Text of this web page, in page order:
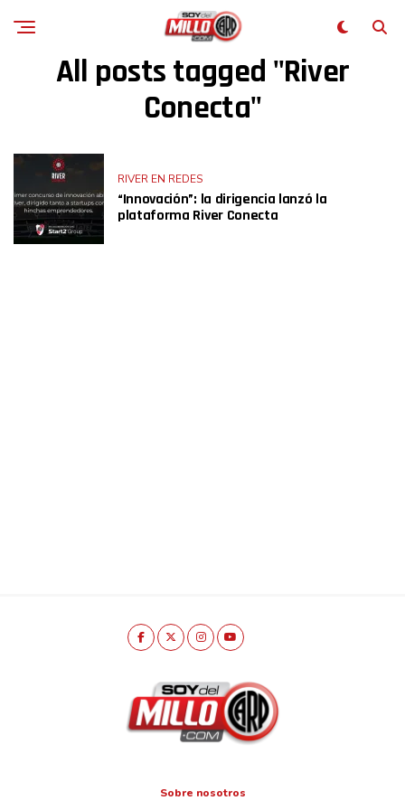
All posts tagged "River
Conecta"
RIVER EN REDES
“Innovación”: la dirigencia lanzó la
plataforma River Conecta
Sobre nosotros